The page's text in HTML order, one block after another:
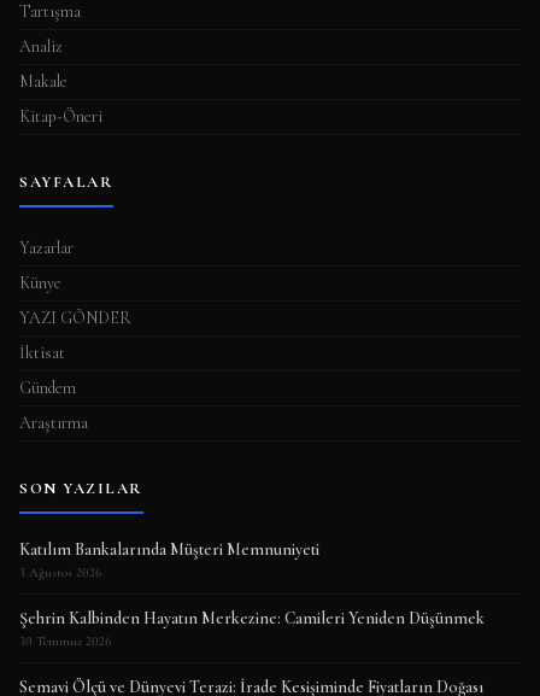
Tartışma
Analiz
Makale
Kitap-Öneri
SAYFALAR
Yazarlar
Künye
YAZI GÖNDER
İktisat
Gündem
Araştırma
SON YAZILAR
Katılım Bankalarında Müşteri Memnuniyeti
3 Ağustos 2026
Şehrin Kalbinden Hayatın Merkezine: Camileri Yeniden Düşünmek
30 Temmuz 2026
Semavi Ölçü ve Dünyevi Terazi: İrade Kesişiminde Fiyatların Doğası